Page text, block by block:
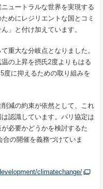
ュートラルな世界を実現する
めにレジリエントな国とコミ
」と付け加えています。
重大な分岐点となりました。
の上昇を摂氏2度よりもはる
度に抑えるための取り組みを
減の約束が依然として、これ
認識しています。パリ協定は
必要かどうかを検討するた
の開催を義務づけていま
climatechange/